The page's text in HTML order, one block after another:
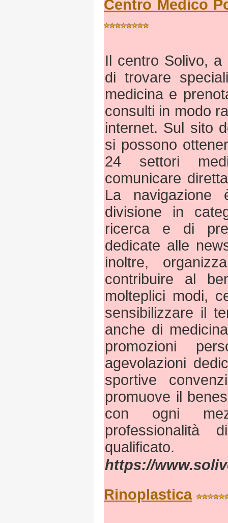
Centro Medico
Il centro Solivo,
di trovare
medicina e
consulti in modo
internet. Sul sito
si possono
24 settori
comunicare
La navigazione
divisione in
ricerca e di
dedicate alle
inoltre,
contribuire al
molteplici modi,
sensibilizzare il
anche di
promozioni
agevolazioni
sportive
promuove il
con ogni
professionalità
qualificato.
https://
Rinoplastica